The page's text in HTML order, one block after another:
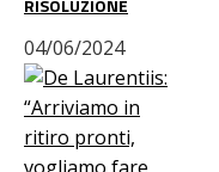
RISOLUZIONE
04/06/2024